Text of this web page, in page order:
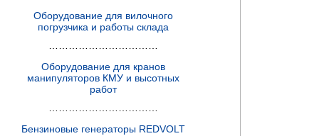
Оборудование для вилочного
погрузчика и работы склада
Оборудование для кранов
манипуляторов КМУ и высотных
работ
Бензиновые генераторы REDVOLT